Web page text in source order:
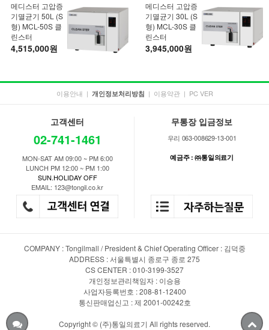
메디스터 고압증
기멸균기 50L (S
형) MCL-50S 클
린스터
4,515,000원
메디스터 고압증
기멸균기 30L (S
형) MCL-30S 클
린스터
3,945,000원
이용안내 | 개인정보처리방침 | 이용약관 | PC VER
고객센터
02-741-1461
MON-SAT AM 09:00 ~ PM 6:00
LUNCH PM 12:00 ~ PM 1:00
SUN.HOLIDAY OFF
EMAIL: 123@tongil.co.kr
무통장 입금정보
우리 063-008629-13-001
예금주 : ㈜통일의료기
COMPANY : Tongilmall / President & Chief Operating Officer : 김덕중
ADDRESS : 서울특별시 종로구 종로 275
CS CENTER : 010-3199-3527
개인정보관리책임자 : 이승용
사업자등록번호 : 208-81-12400
통신판매업신고 : 제 2001-00242호
Copyright © (주)통일의료기 All rights reserved.